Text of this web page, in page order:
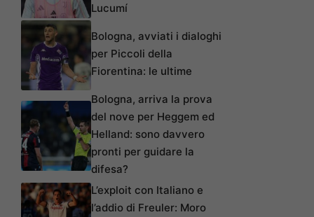
Lucumí
Bologna, avviati i dialoghi
per Piccoli della
Fiorentina: le ultime
Bologna, arriva la prova
del nove per Heggem ed
Helland: sono davvero
pronti per guidare la
difesa?
L’exploit con Italiano e
l’addio di Freuler: Moro